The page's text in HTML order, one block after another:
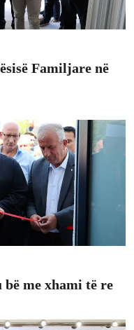
Familjare në
bë me xhami të re